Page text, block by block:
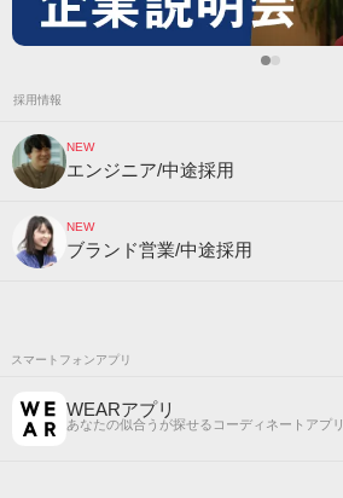
採用情報
NEW
エンジニア/中途採用
NEW
ブランド営業/中途採用
スマートフォンアプリ
WEARアプリ
あなたの似合うが探せるコーディネートアプリ